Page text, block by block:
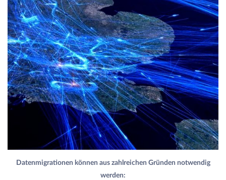
Datenmigrationen können aus zahlreichen Gründen notwendig
werden: